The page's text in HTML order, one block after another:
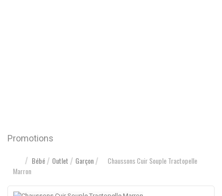
Promotions
Bébé Outlet Garçon
Chaussons Cuir Souple Tractopelle
Marron